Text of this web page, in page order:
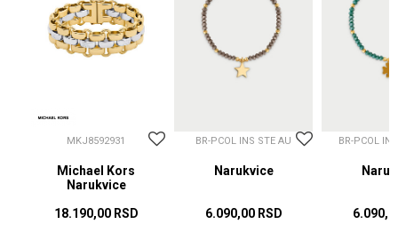
MKJ8592931
Michael Kors
Narukvice
18.190,00 RSD
BR-PCOL INS STE AU
Narukvice
6.090,00 RSD
BR-PCOL